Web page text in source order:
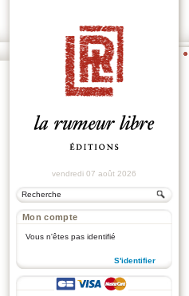
vendredi 07 août 2026
Mon compte
Vous n'êtes pas identifié
S'identifier